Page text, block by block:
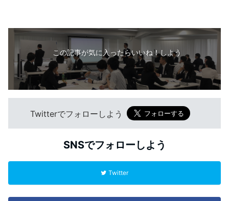
この記事が気に入ったらいいね！しよう
Twitterでフォローしよう
SNSでフォローしよう
Twitter